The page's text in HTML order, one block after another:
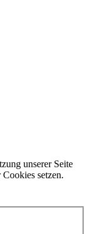
unserer Seite
setzen.